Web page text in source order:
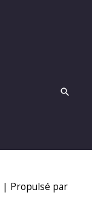
| Propulsé par